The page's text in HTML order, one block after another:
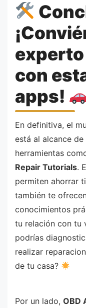
con
apps!
En definitiva, el
está al alcance
herramientas
Repair Tutorials.
permiten ahorrar
también te
conocimientos
tu relación con tu
podrías
realizar
de tu casa?
Por un lado, OBD